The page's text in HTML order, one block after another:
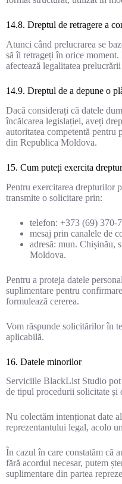
14.8. Dreptul de retragere a
Atunci când prelucrarea se
să îl retrageți în orice
afectează legalitatea
14.9. Dreptul de a depune o
Dacă considerați că datele
încălcarea legislației, aveți
autoritatea competentă pentru
din Republica Moldova.
15. Cum puteți exercita
Pentru exercitarea drepturilor
transmite o solicitare prin:
telefon: +373 (69) 370-
mesaj prin canalele de
adresă: mun. Chișinău,
Moldova.
Pentru a proteja datele
suplimentare pentru
formulează cererea.
Vom răspunde solicitărilor în
aplicabilă.
16. Datele minorilor
Serviciile BlackList Studio
de tipul procedurii solicitate și
Nu colectăm intenționat date
reprezentantului legal, acolo
În cazul în care constatăm că
fără acordul necesar, putem
suplimentare din partea